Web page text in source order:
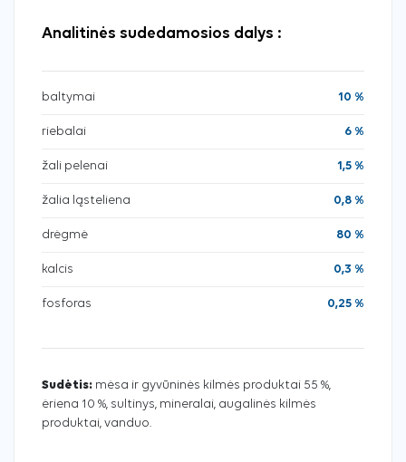
Analitinės sudedamosios dalys :
baltymai 10 %
riebalai 6 %
žali pelenai 1,5 %
žalia ląsteliena 0,8 %
drėgmė 80 %
kalcis 0,3 %
fosforas 0,25 %
Sudėtis: mėsa ir gyvūninės kilmės produktai 55 %,
ėriena 10 %, sultinys, mineralai, augalinės kilmės
produktai, vanduo.